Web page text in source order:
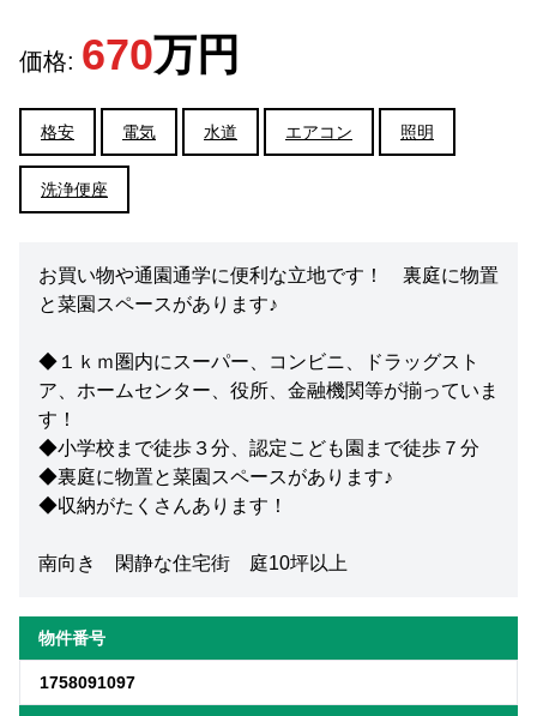
価格: 670万円
格安 電気 水道 エアコン 照明
洗浄便座
お買い物や通園通学に便利な立地です！ 裏庭に物置
と菜園スペースがあります♪
◆１ｋｍ圏内にスーパー、コンビニ、ドラッグスト
ア、ホームセンター、役所、金融機関等が揃っていま
す！
◆小学校まで徒歩３分、認定こども園まで徒歩７分
◆裏庭に物置と菜園スペースがあります♪
◆収納がたくさんあります！
南向き 閑静な住宅街 庭10坪以上
物件番号
1758091097